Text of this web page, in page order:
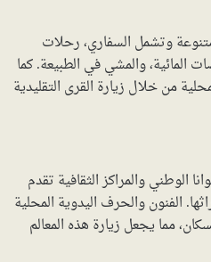
وتشمل السفاري، رحلات
المائية، والمشي في الطبيعة. كما
من خلال زيارة القرى التقليدية
الوطني والمراكز الثقافية تقدم
الفنون والحرف اليدوية المحلية
مما يجعل زيارة هذه المعالم